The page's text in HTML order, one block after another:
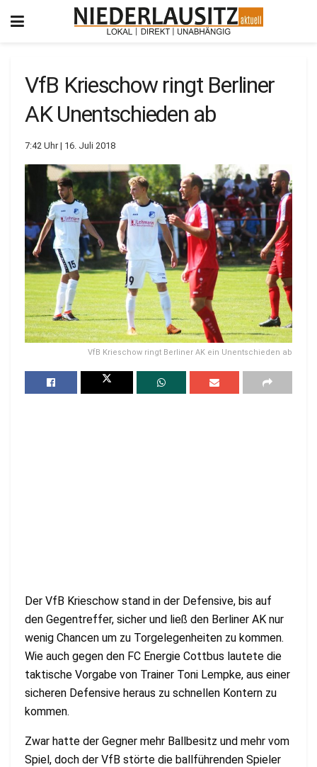
VfB Krieschow ringt Berliner
AK Unentschieden ab
7:42 Uhr | 16. Juli 2018
VfB Krieschow ringt Berliner AK ein Unentschieden ab
Der VfB Krieschow stand in der Defensive, bis auf
den Gegentreffer, sicher und ließ den Berliner AK nur
wenig Chancen um zu Torgelegenheiten zu kommen.
Wie auch gegen den FC Energie Cottbus lautete die
taktische Vorgabe von Trainer Toni Lempke, aus einer
sicheren Defensive heraus zu schnellen Kontern zu
kommen.
Zwar hatte der Gegner mehr Ballbesitz und mehr vom
Spiel, doch der VfB störte die ballführenden Spieler